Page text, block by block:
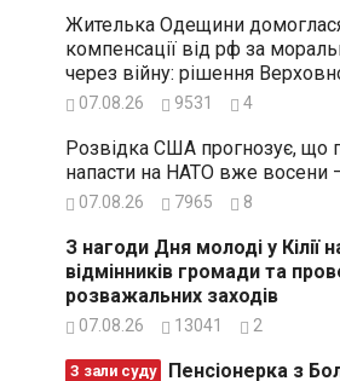
Жителька Одещини
компенсації від рф за
через війну: рішення
07.08.26 9531 4
Розвідка США прогнозує, що
напасти на НАТО вже восени
07.08.26 7965 8
З нагоди Дня молоді у Кілії
відмінників громади та
розважальних заходів
07.08.26 13041 2
З зали суду